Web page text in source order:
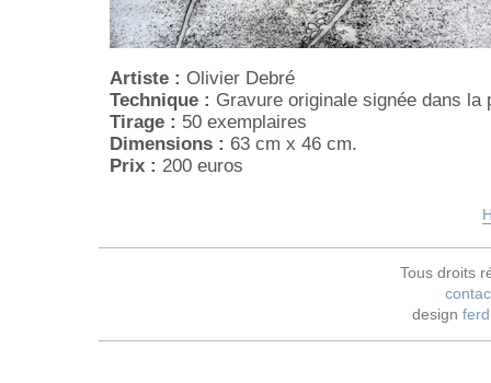
Artiste : Olivier Debré
Technique : Gravure originale signée dans la
Tirage : 50 exemplaires
Dimensions : 63 cm x 46 cm.
Prix : 200 euros
Tous droits
design